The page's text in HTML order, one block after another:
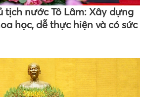
tịch nước Tô Lâm: Xây dựng
học, dễ thực hiện và có sức